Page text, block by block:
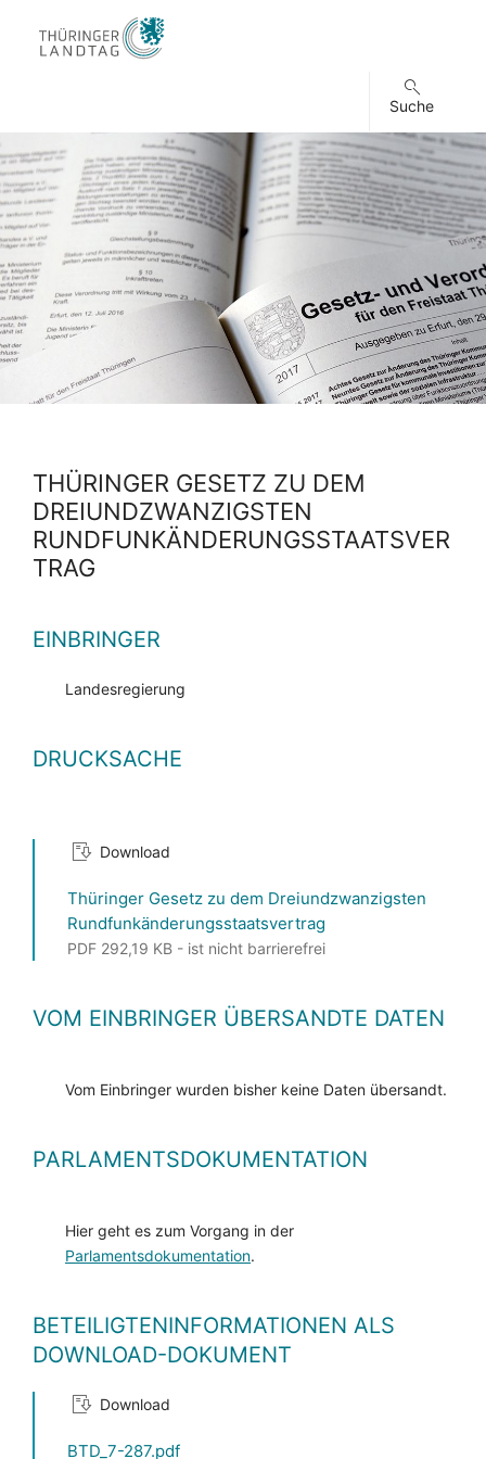
Suche
THÜRINGER GESETZ ZU DEM
DREIUNDZWANZIGSTEN
RUNDFUNKÄNDERUNGSSTAATSVER
TRAG
EINBRINGER
Landesregierung
DRUCKSACHE
Download
Thüringer Gesetz zu dem Dreiundzwanzigsten
Rundfunkänderungsstaatsvertrag
PDF 292,19 KB - ist nicht barrierefrei
VOM EINBRINGER ÜBERSANDTE DATEN
Vom Einbringer wurden bisher keine Daten übersandt.
PARLAMENTSDOKUMENTATION
Hier geht es zum Vorgang in der
Parlamentsdokumentation.
BETEILIGTENINFORMATIONEN ALS
DOWNLOAD-DOKUMENT
Download
BTD_7-287.pdf